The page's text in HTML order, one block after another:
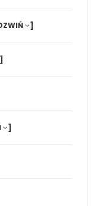
]
]
]